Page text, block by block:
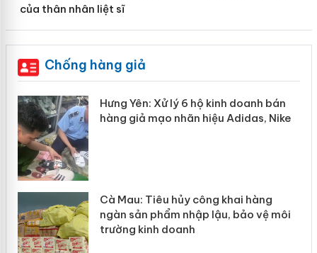
của thân nhân liệt sĩ
Chống hàng giả
Hưng Yên: Xử lý 6 hộ kinh doanh bán
hàng giả mạo nhãn hiệu Adidas, Nike
Cà Mau: Tiêu hủy công khai hàng
ngàn sản phẩm nhập lậu, bảo vệ môi
trường kinh doanh